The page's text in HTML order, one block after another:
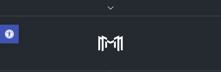
Otwórz pasek narzędzi